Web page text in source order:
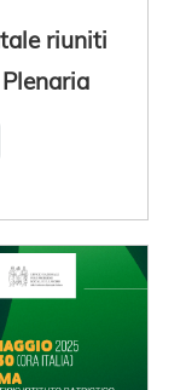
riuniti